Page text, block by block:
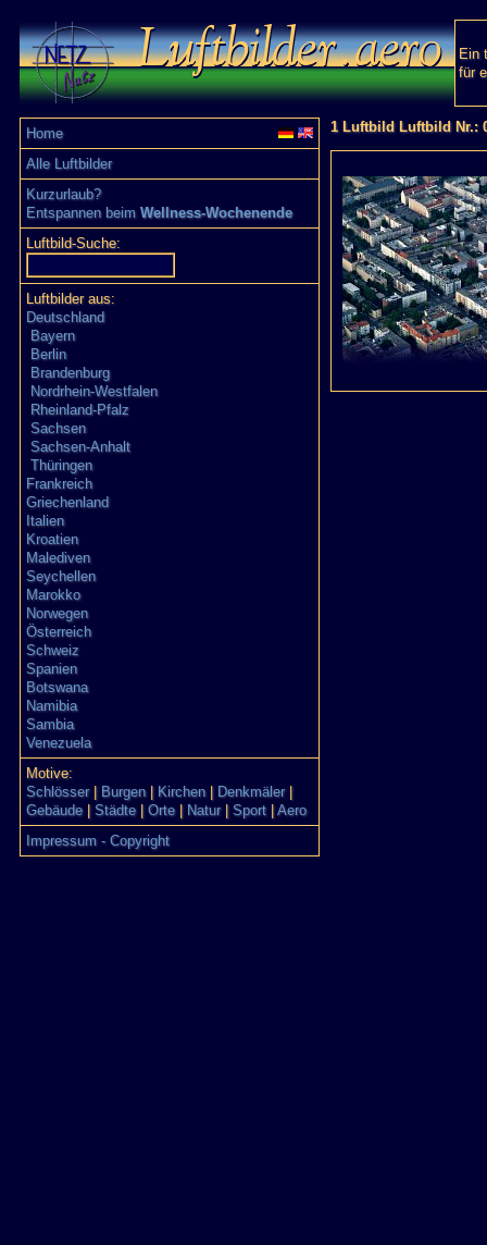
Ein
für
Home
Alle Luftbilder
Kurzurlaub?
Entspannen beim Wellness-Wochenende
Luftbild-Suche:
Luftbilder aus:
Deutschland
Bayern
Berlin
Brandenburg
Nordrhein-Westfalen
Rheinland-Pfalz
Sachsen
Sachsen-Anhalt
Thüringen
Frankreich
Griechenland
Italien
Kroatien
Malediven
Seychellen
Marokko
Norwegen
Österreich
Schweiz
Spanien
Botswana
Namibia
Sambia
Venezuela
Motive:
Schlösser| Burgen| Kirchen| Denkmäler|
Gebäude| Städte| Orte| Natur| Sport
Aero
Impressum - Copyright
1 Luftbild Luftbild Nr.: